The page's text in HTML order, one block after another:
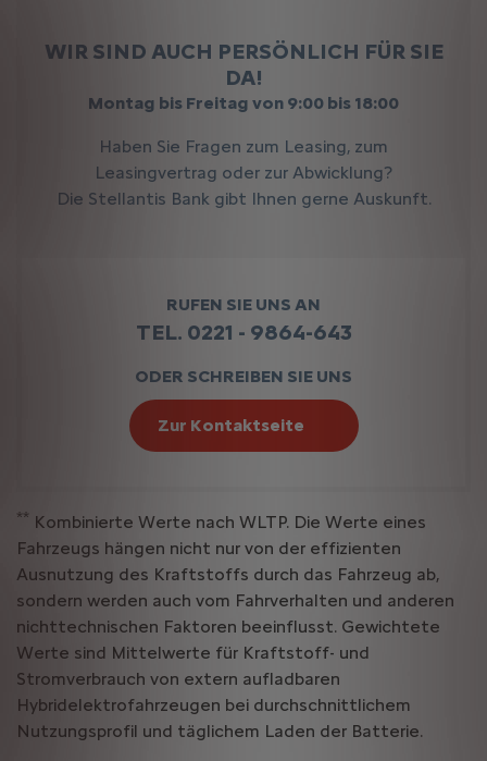
WIR SIND AUCH PERSÖNLICH FÜR SIE
DA!
Montag bis Freitag von 9:00 bis 18:00
Haben Sie Fragen zum Leasing, zum
Leasingvertrag oder zur Abwicklung?
Die Stellantis Bank gibt Ihnen gerne Auskunft.
RUFEN SIE UNS AN
TEL. 0221 - 9864-643
ODER SCHREIBEN SIE UNS
Zur Kontaktseite
** Kombinierte Werte nach WLTP. Die Werte eines
Fahrzeugs hängen nicht nur von der effizienten
Ausnutzung des Kraftstoffs durch das Fahrzeug ab,
sondern werden auch vom Fahrverhalten und anderen
nichttechnischen Faktoren beeinflusst. Gewichtete
Werte sind Mittelwerte für Kraftstoff- und
Stromverbrauch von extern aufladbaren
Hybridelektrofahrzeugen bei durchschnittlichem
Nutzungsprofil und täglichem Laden der Batterie.